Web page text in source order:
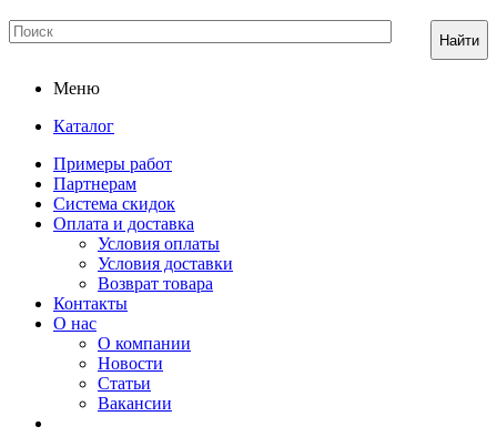
Найти
Меню
Каталог
Примеры работ
Партнерам
Система скидок
Оплата и доставка
Условия оплаты
Условия доставки
Возврат товара
Контакты
О нас
О компании
Новости
Статьи
Вакансии